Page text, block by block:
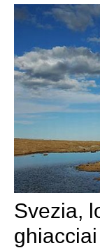
Svezia,